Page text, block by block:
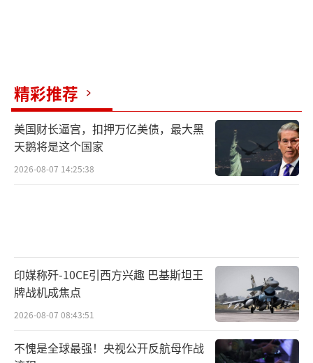
精彩推荐
美国财长逼宫，扣押万亿美债，最大黑
天鹅将是这个国家
2026-08-07 14:25:38
印媒称歼-10CE引西方兴趣 巴基斯坦王
牌战机成焦点
2026-08-07 08:43:51
不愧是全球最强！央视公开反航母作战